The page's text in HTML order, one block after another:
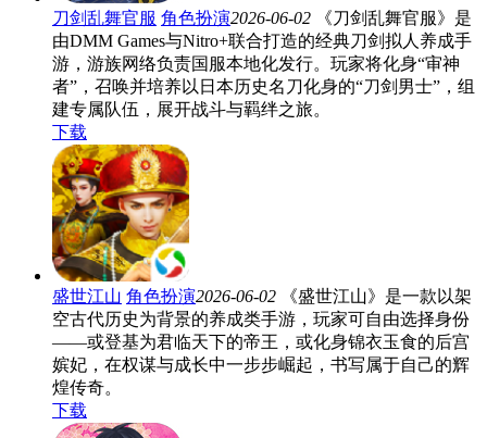
刀剑乱舞官服 角色扮演2026-06-02
《刀剑乱舞官服》是
由DMM Games与Nitro+联合打造的经典刀剑拟人养成手
游，游族网络负责国服本地化发行。玩家将化身“审神
者”，召唤并培养以日本历史名刀化身的“刀剑男士”，组
建专属队伍，展开战斗与羁绊之旅。
下载
盛世江山 角色扮演2026-06-02
《盛世江山》是一款以架
空古代历史为背景的养成类手游，玩家可自由选择身份
——或登基为君临天下的帝王，或化身锦衣玉食的后宫
嫔妃，在权谋与成长中一步步崛起，书写属于自己的辉
煌传奇。
下载